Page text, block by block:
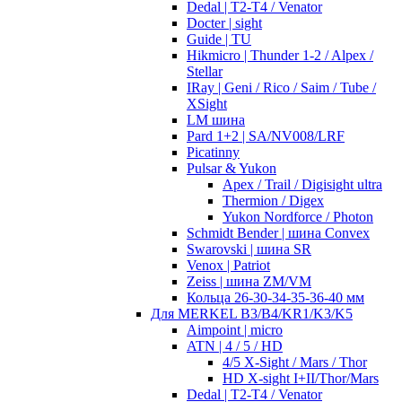
Dedal | T2-T4 / Venator
Docter | sight
Guide | TU
Hikmicro | Thunder 1-2 / Alpex /
Stellar
IRay | Geni / Rico / Saim / Tube /
XSight
LM шина
Pard 1+2 | SA/NV008/LRF
Picatinny
Pulsar & Yukon
Apex / Trail / Digisight ultra
Thermion / Digex
Yukon Nordforce / Photon
Schmidt Bender | шина Convex
Swarovski | шина SR
Venox | Patriot
Zeiss | шина ZM/VM
Кольца 26-30-34-35-36-40 мм
Для MERKEL B3/B4/KR1/K3/K5
Aimpoint | micro
ATN | 4 / 5 / HD
4/5 X-Sight / Mars / Thor
HD X-sight I+II/Thor/Mars
Dedal | T2-T4 / Venator